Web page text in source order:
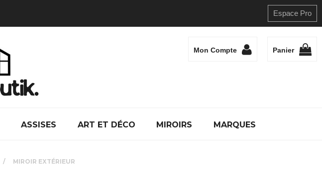
Espace Pro
Mon Compte Panier
ASSISES ART ET DÉCO MIROIRS MARQUES
MIROIR EXTÉRIEUR